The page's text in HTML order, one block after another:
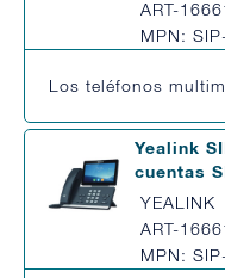
ART-
MPN:
Los teléfonos
Yealink
cuentas
YEALINK
ART-
MPN: